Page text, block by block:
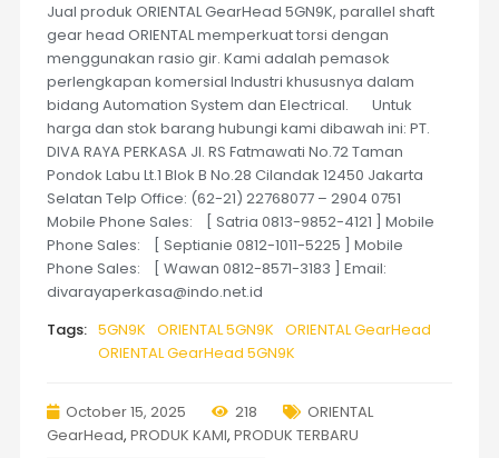
Jual produk ORIENTAL GearHead 5GN9K, parallel shaft
gear head ORIENTAL memperkuat torsi dengan
menggunakan rasio gir. Kami adalah pemasok
perlengkapan komersial Industri khususnya dalam
bidang Automation System dan Electrical. Untuk
harga dan stok barang hubungi kami dibawah ini: PT.
DIVA RAYA PERKASA Jl. RS Fatmawati No.72 Taman
Pondok Labu Lt.1 Blok B No.28 Cilandak 12450 Jakarta
Selatan Telp Office: (62-21) 22768077 – 2904 0751
Mobile Phone Sales: [ Satria 0813-9852-4121 ] Mobile
Phone Sales: [ Septianie 0812-1011-5225 ] Mobile
Phone Sales: [ Wawan 0812-8571-3183 ] Email:
divarayaperkasa@indo.net.id
Tags: 5GN9K ORIENTAL 5GN9K ORIENTAL GearHead
ORIENTAL GearHead 5GN9K
October 15, 2025 218
ORIENTAL
GearHead, PRODUK KAMI, PRODUK TERBARU